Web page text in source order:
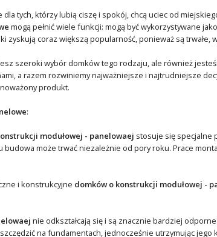
tych, którzy lubią ciszę i spokój, chcą uciec od
mogą pełnić wiele funkcji: mogą być wykorzystywane
zyskują coraz większą popularność, ponieważ są trwałe,
szeroki wybór domków tego rodzaju, ale również
a razem rozwiniemy najważniejsze i najtrudniejsze
produkt.
:
modułowej - panelowaej stosuje się specjalne
budowa może trwać niezależnie od pory roku. Prace
i konstrukcyjne domków o konstrukcji modułowej -
nie odkształcają się i są znacznie bardziej
na fundamentach, jednocześnie utrzymując jego